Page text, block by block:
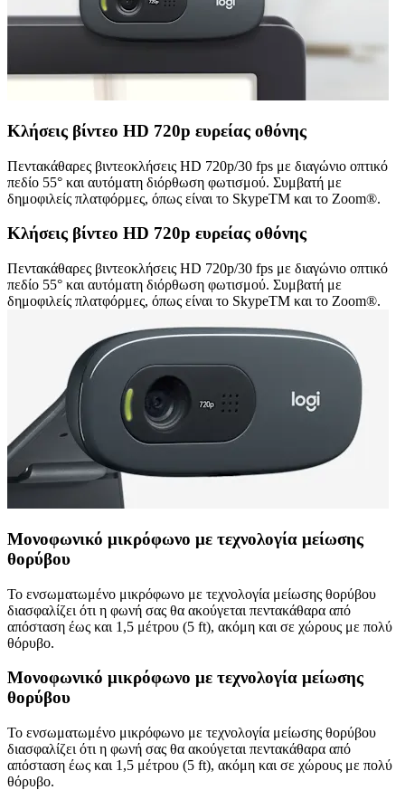
Κλήσεις βίντεο HD 720p ευρείας οθόνης
Πεντακάθαρες βιντεοκλήσεις HD 720p/30 fps με διαγώνιο οπτικό
πεδίο 55° και αυτόματη διόρθωση φωτισμού. Συμβατή με
δημοφιλείς πλατφόρμες, όπως είναι το SkypeTM και το Zoom®.
Κλήσεις βίντεο HD 720p ευρείας οθόνης
Πεντακάθαρες βιντεοκλήσεις HD 720p/30 fps με διαγώνιο οπτικό
πεδίο 55° και αυτόματη διόρθωση φωτισμού. Συμβατή με
δημοφιλείς πλατφόρμες, όπως είναι το SkypeTM και το Zoom®.
Μονοφωνικό μικρόφωνο με τεχνολογία μείωσης
θορύβου
Το ενσωματωμένο μικρόφωνο με τεχνολογία μείωσης θορύβου
διασφαλίζει ότι η φωνή σας θα ακούγεται πεντακάθαρα από
απόσταση έως και 1,5 μέτρου (5 ft), ακόμη και σε χώρους με πολύ
θόρυβο.
Μονοφωνικό μικρόφωνο με τεχνολογία μείωσης
θορύβου
Το ενσωματωμένο μικρόφωνο με τεχνολογία μείωσης θορύβου
διασφαλίζει ότι η φωνή σας θα ακούγεται πεντακάθαρα από
απόσταση έως και 1,5 μέτρου (5 ft), ακόμη και σε χώρους με πολύ
θόρυβο.